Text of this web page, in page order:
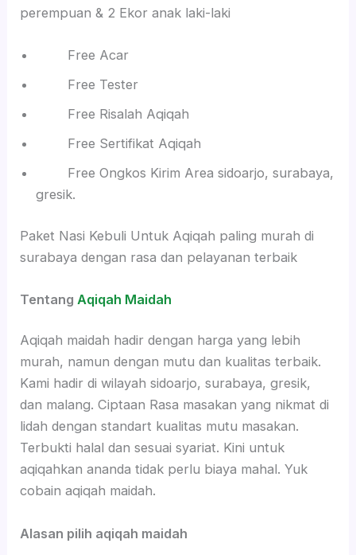
perempuan & 2 Ekor anak laki-laki
Free Acar
Free Tester
Free Risalah Aqiqah
Free Sertifikat Aqiqah
Free Ongkos Kirim Area sidoarjo, surabaya,
gresik.
Paket Nasi Kebuli Untuk Aqiqah paling murah di
surabaya dengan rasa dan pelayanan terbaik
Tentang Aqiqah Maidah
Aqiqah maidah hadir dengan harga yang lebih
murah, namun dengan mutu dan kualitas terbaik.
Kami hadir di wilayah sidoarjo, surabaya, gresik,
dan malang. Ciptaan Rasa masakan yang nikmat di
lidah dengan standart kualitas mutu masakan.
Terbukti halal dan sesuai syariat. Kini untuk
aqiqahkan ananda tidak perlu biaya mahal. Yuk
cobain aqiqah maidah.
Alasan pilih aqiqah maidah